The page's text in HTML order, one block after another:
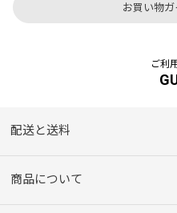
お買い物
ご利
配送と送料
商品について